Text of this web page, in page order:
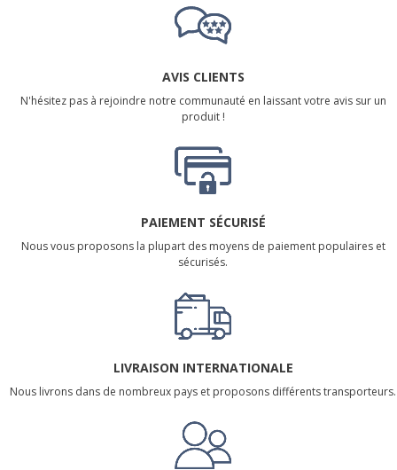
AVIS CLIENTS
N'hésitez pas à rejoindre notre communauté en laissant votre avis sur un
produit !
PAIEMENT SÉCURISÉ
Nous vous proposons la plupart des moyens de paiement populaires et
sécurisés.
LIVRAISON INTERNATIONALE
Nous livrons dans de nombreux pays et proposons différents transporteurs.